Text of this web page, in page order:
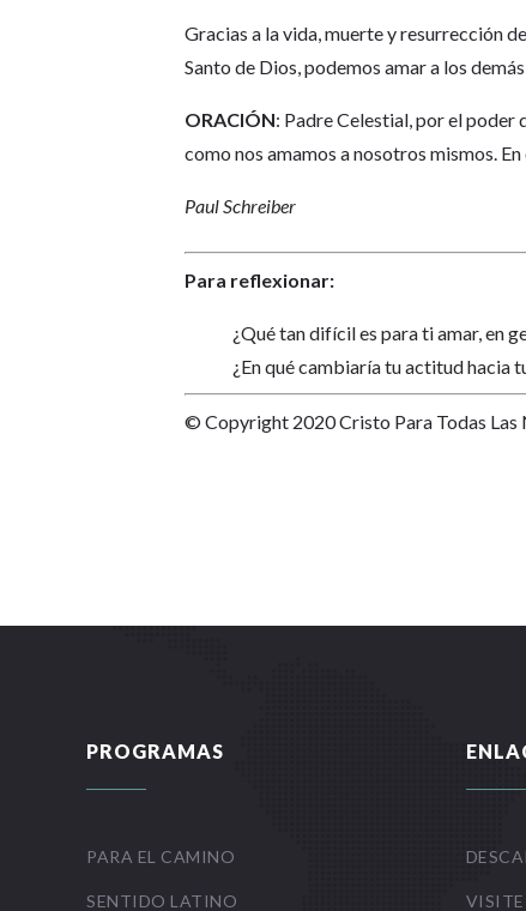
Gracias a la vida, muerte y resurrección
Santo de Dios, podemos amar a los
ORACIÓN: Padre Celestial, por el poder
como nos amamos a nosotros mismos.
Paul Schreiber
Para reflexionar:
¿Qué tan difícil es para ti amar, en
¿En qué cambiaría tu actitud hacia
© Copyright 2020 Cristo Para Todas Las
PROGRAMAS
PARA EL CAMINO
SENTIDO LATINO VISITE